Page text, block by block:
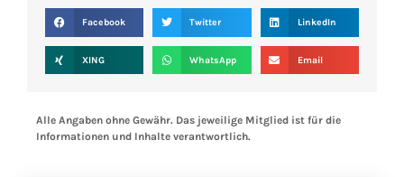
Facebook Twitter LinkedIn
XING WhatsApp Email
Alle Angaben ohne Gewähr. Das jeweilige Mitglied ist für die
Informationen und Inhalte verantwortlich.